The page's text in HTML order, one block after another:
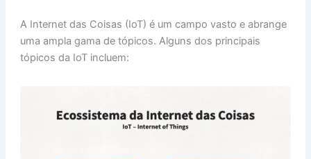
A Internet das Coisas (IoT) é um campo vasto e abrange
uma ampla gama de tópicos. Alguns dos principais
tópicos da IoT incluem: